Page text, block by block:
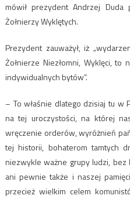
mówił prezydent Andrzej Duda
Żołnierzy Wyklętych.
Prezydent zauważył, iż
Żołnierze Niezłomni, Wyklęci, to
indywidualnych bytów”.
– To właśnie dlatego dzisiaj tu w
na tej uroczystości, na której
wręczenie orderów, wyróżnień
tej historii, bohaterom tamtych
niezwykle ważne grupy ludzi,
ani pewnie także i naszej
przecież wielkim celem